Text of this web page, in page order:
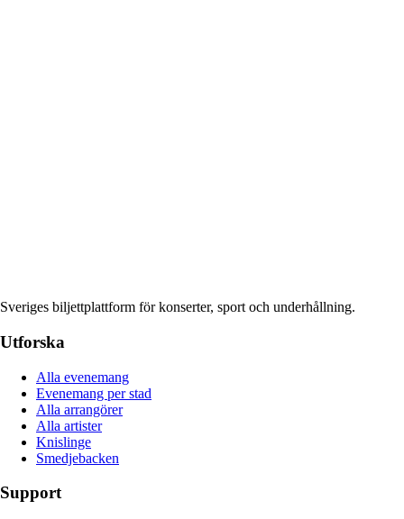
Sveriges biljettplattform för konserter, sport och underhållning.
Utforska
Alla evenemang
Evenemang per stad
Alla arrangörer
Alla artister
Knislinge
Smedjebacken
Support